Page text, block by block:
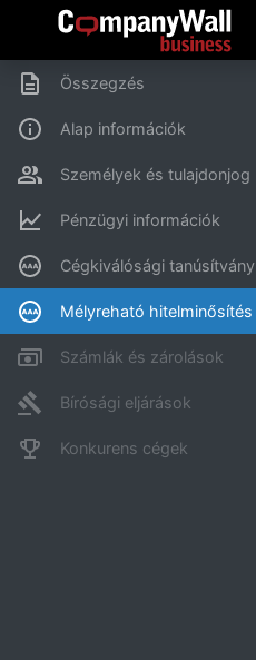
Összegzés
Alap információk
Személyek és tulajdonjog
Pénzügyi információk
Cégkiválósági tanúsítvány
Mélyreható hitelminősítés
Számlák és zárolások
Bírósági eljárások
Konkurens cégek